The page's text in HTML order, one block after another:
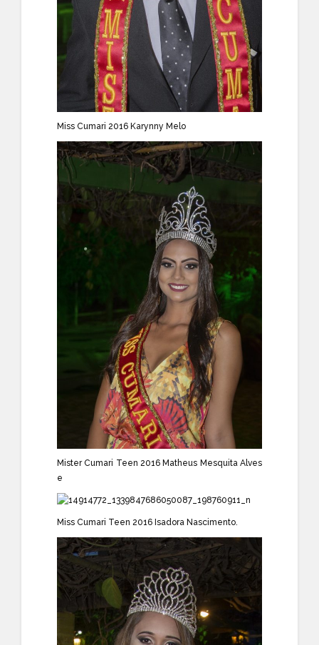
Miss Cumari 2016 Karynny Melo
Mister Cumari Teen 2016 Matheus Mesquita Alves
e
Miss Cumari Teen 2016 Isadora Nascimento.